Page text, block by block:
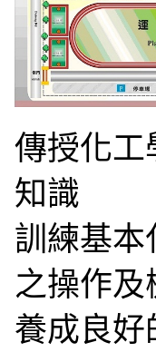
傳授化工
知識
訓練基
之操作
養成良